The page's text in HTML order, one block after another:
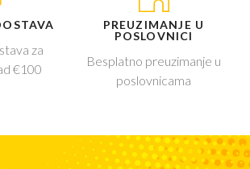
za
€100
PREUZIMANJE U
POSLOVNICI
Besplatno preuzimanje u
poslovnicama